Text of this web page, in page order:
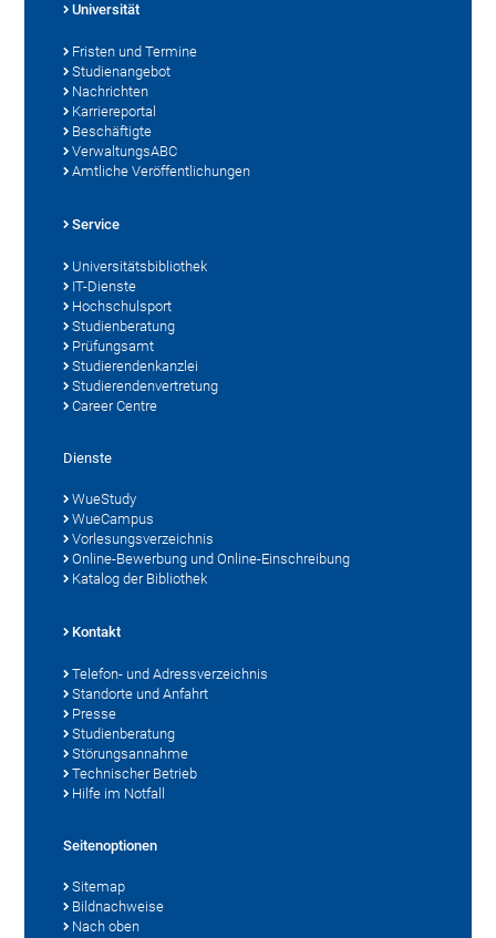
Universität
Fristen und Termine
Studienangebot
Nachrichten
Karriereportal
Beschäftigte
VerwaltungsABC
Amtliche Veröffentlichungen
Service
Universitätsbibliothek
IT-Dienste
Hochschulsport
Studienberatung
Prüfungsamt
Studierendenkanzlei
Studierendenvertretung
Career Centre
Dienste
WueStudy
WueCampus
Vorlesungsverzeichnis
Online-Bewerbung und Online-Einschreibung
Katalog der Bibliothek
Kontakt
Telefon- und Adressverzeichnis
Standorte und Anfahrt
Presse
Studienberatung
Störungsannahme
Technischer Betrieb
Hilfe im Notfall
Seitenoptionen
Sitemap
Bildnachweise
Nach oben